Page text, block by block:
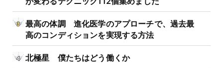
最高の体調 進化医学のアプローチで、過去最
高のコンディションを実現する方法
北極星 僕たちはどう働くか